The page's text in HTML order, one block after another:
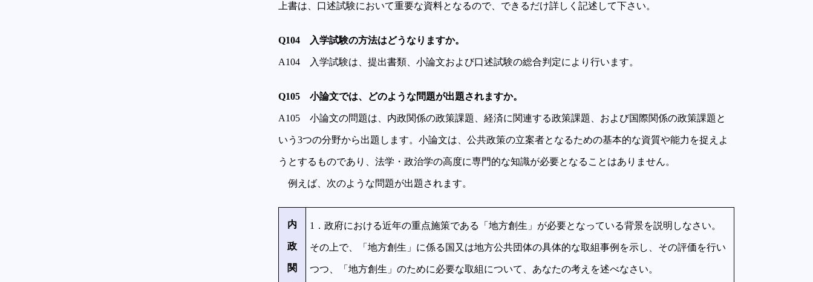
上書は、口述試験において重要な資料となるので、できるだけ詳しく記述して下さい。
Q104 入学試験の方法はどうなりますか。
A104 入学試験は、提出書類、小論文および口述試験の総合判定により行います。
Q105 小論文では、どのような問題が出題されますか。
A105 小論文の問題は、内政関係の政策課題、経済に関連する政策課題、および国際関係の政策課題と
いう3つの分野から出題します。小論文は、公共政策の立案者となるための基本的な資質や能力を捉えよ
うとするものであり、法学・政治学の高度に専門的な知識が必要となることはありません。
例えば、次のような問題が出題されます。
内
政
関
1．政府における近年の重点施策である「地方創生」が必要となっている背景を説明しなさい。
その上で、「地方創生」に係る国又は地方公共団体の具体的な取組事例を示し、その評価を行い
つつ、「地方創生」のために必要な取組について、あなたの考えを述べなさい。